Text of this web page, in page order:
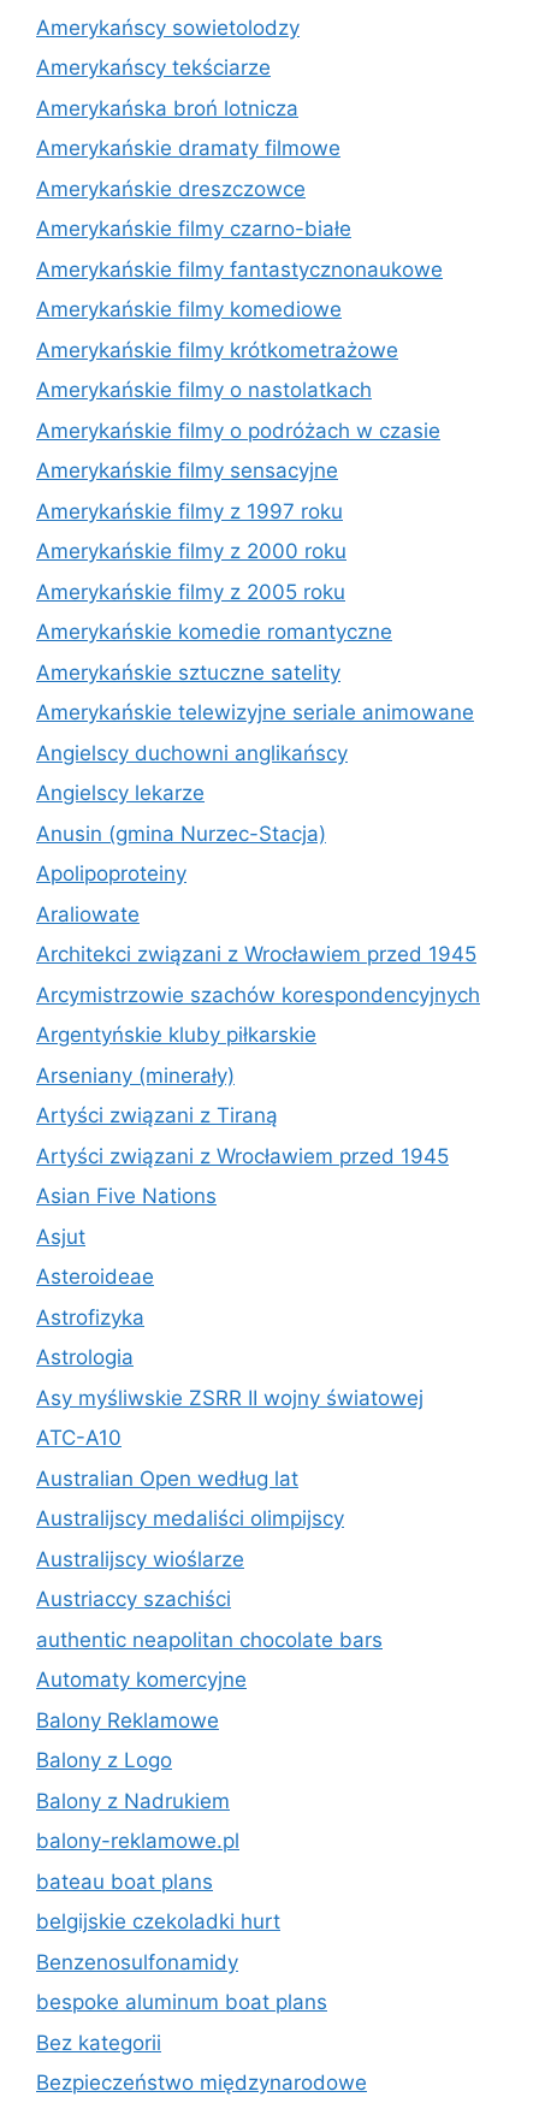
Amerykańscy sowietolodzy
Amerykańscy tekściarze
Amerykańska broń lotnicza
Amerykańskie dramaty filmowe
Amerykańskie dreszczowce
Amerykańskie filmy czarno-białe
Amerykańskie filmy fantastycznonaukowe
Amerykańskie filmy komediowe
Amerykańskie filmy krótkometrażowe
Amerykańskie filmy o nastolatkach
Amerykańskie filmy o podróżach w czasie
Amerykańskie filmy sensacyjne
Amerykańskie filmy z 1997 roku
Amerykańskie filmy z 2000 roku
Amerykańskie filmy z 2005 roku
Amerykańskie komedie romantyczne
Amerykańskie sztuczne satelity
Amerykańskie telewizyjne seriale animowane
Angielscy duchowni anglikańscy
Angielscy lekarze
Anusin (gmina Nurzec-Stacja)
Apolipoproteiny
Araliowate
Architekci związani z Wrocławiem przed 1945
Arcymistrzowie szachów korespondencyjnych
Argentyńskie kluby piłkarskie
Arseniany (minerały)
Artyści związani z Tiraną
Artyści związani z Wrocławiem przed 1945
Asian Five Nations
Asjut
Asteroideae
Astrofizyka
Astrologia
Asy myśliwskie ZSRR II wojny światowej
ATC-A10
Australian Open według lat
Australijscy medaliści olimpijscy
Australijscy wioślarze
Austriaccy szachiści
authentic neapolitan chocolate bars
Automaty komercyjne
Balony Reklamowe
Balony z Logo
Balony z Nadrukiem
balony-reklamowe.pl
bateau boat plans
belgijskie czekoladki hurt
Benzenosulfonamidy
bespoke aluminum boat plans
Bez kategorii
Bezpieczeństwo międzynarodowe